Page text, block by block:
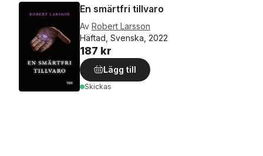
En smärtfri tillvaro
Av Robert Larsson
Häftad, Svenska, 2022
187 kr
Lägg till
Skickas